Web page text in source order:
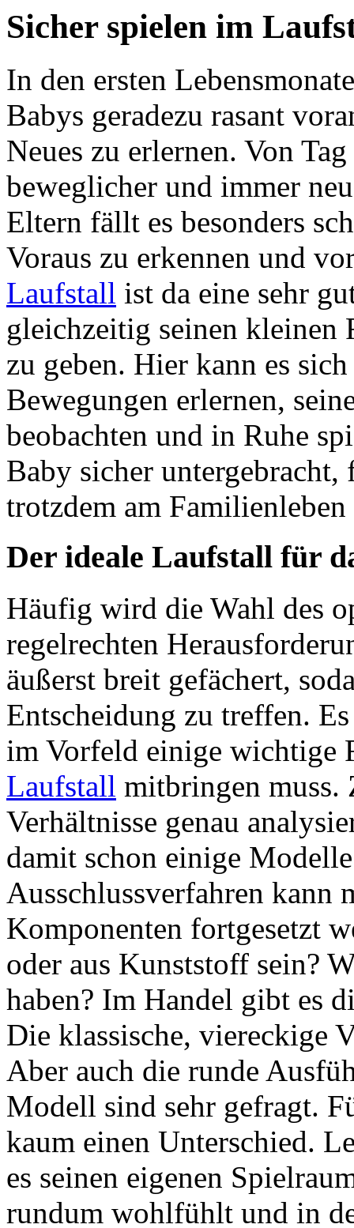
Sicher spielen im
In den ersten
Babys geradezu rasant
Neues zu erlernen. Von
beweglicher und immer
Eltern fällt es besonders
Voraus zu erkennen und
Laufstall ist da eine sehr
gleichzeitig seinen kleinen
zu geben. Hier kann es
Bewegungen erlernen,
beobachten und in Ruhe
Baby sicher
trotzdem am
Der ideale Laufstall für
Häufig wird die Wahl des
regelrechten
äußerst breit gefächert,
Entscheidung zu treffen.
im Vorfeld einige wichtige
Laufstall mitbringen muss.
Verhältnisse genau
damit schon einige
Ausschlussverfahren kann
Komponenten fortgesetzt
oder aus Kunststoff sein?
haben? Im Handel gibt es
Die klassische, viereckige
Aber auch die runde
Modell sind sehr gefragt.
kaum einen Unterschied.
es seinen eigenen
rundum wohlfühlt und in